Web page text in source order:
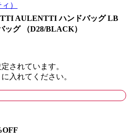
）
AULENTTI ハンドバッグ LB
ッグ （D28/BLACK）
されています。
入れてください。